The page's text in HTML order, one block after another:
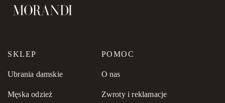
SKLEP
Ubrania damskie
Męska odzież
POMOC
O nas
Zwroty i reklamacje